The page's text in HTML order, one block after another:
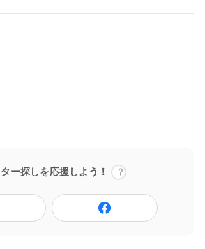
みての率直な感想や、施設で過ごした時
い時間を一緒に共有しましょう！
ー探しを応援しよう！